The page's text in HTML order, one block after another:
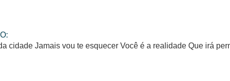
cidade Jamais vou te esquecer Você é a realidade Que irá